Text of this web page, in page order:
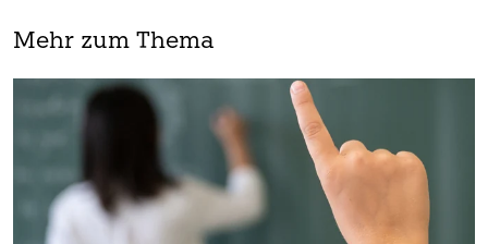
Mehr zum Thema